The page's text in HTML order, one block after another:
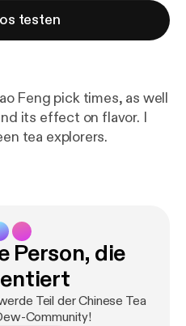
testen
Feng pick times, as well
its effect on flavor. I
tea explorers.
Person, die
Teil der Chinese Tea
Community!